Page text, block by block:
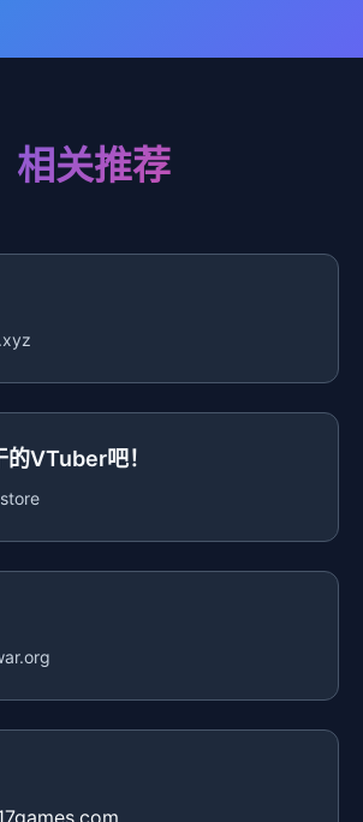
相关推荐
VTuber吧！